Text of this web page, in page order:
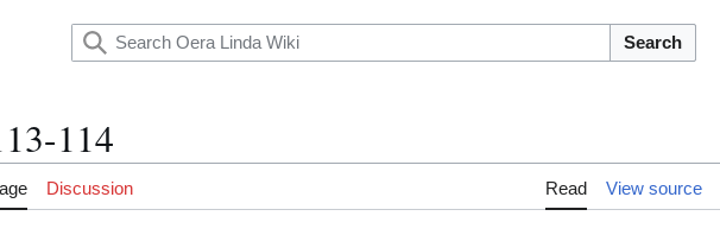
Search
114
Discussion Read View source